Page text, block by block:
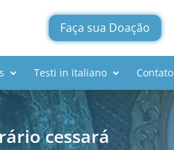
Faça sua Doação
Testi in italiano Contato
cessará